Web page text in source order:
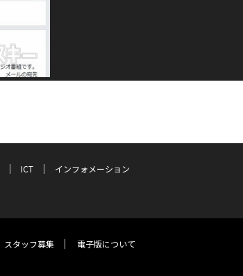
ICT
インフォメーション
スタッフ募集 電子版について